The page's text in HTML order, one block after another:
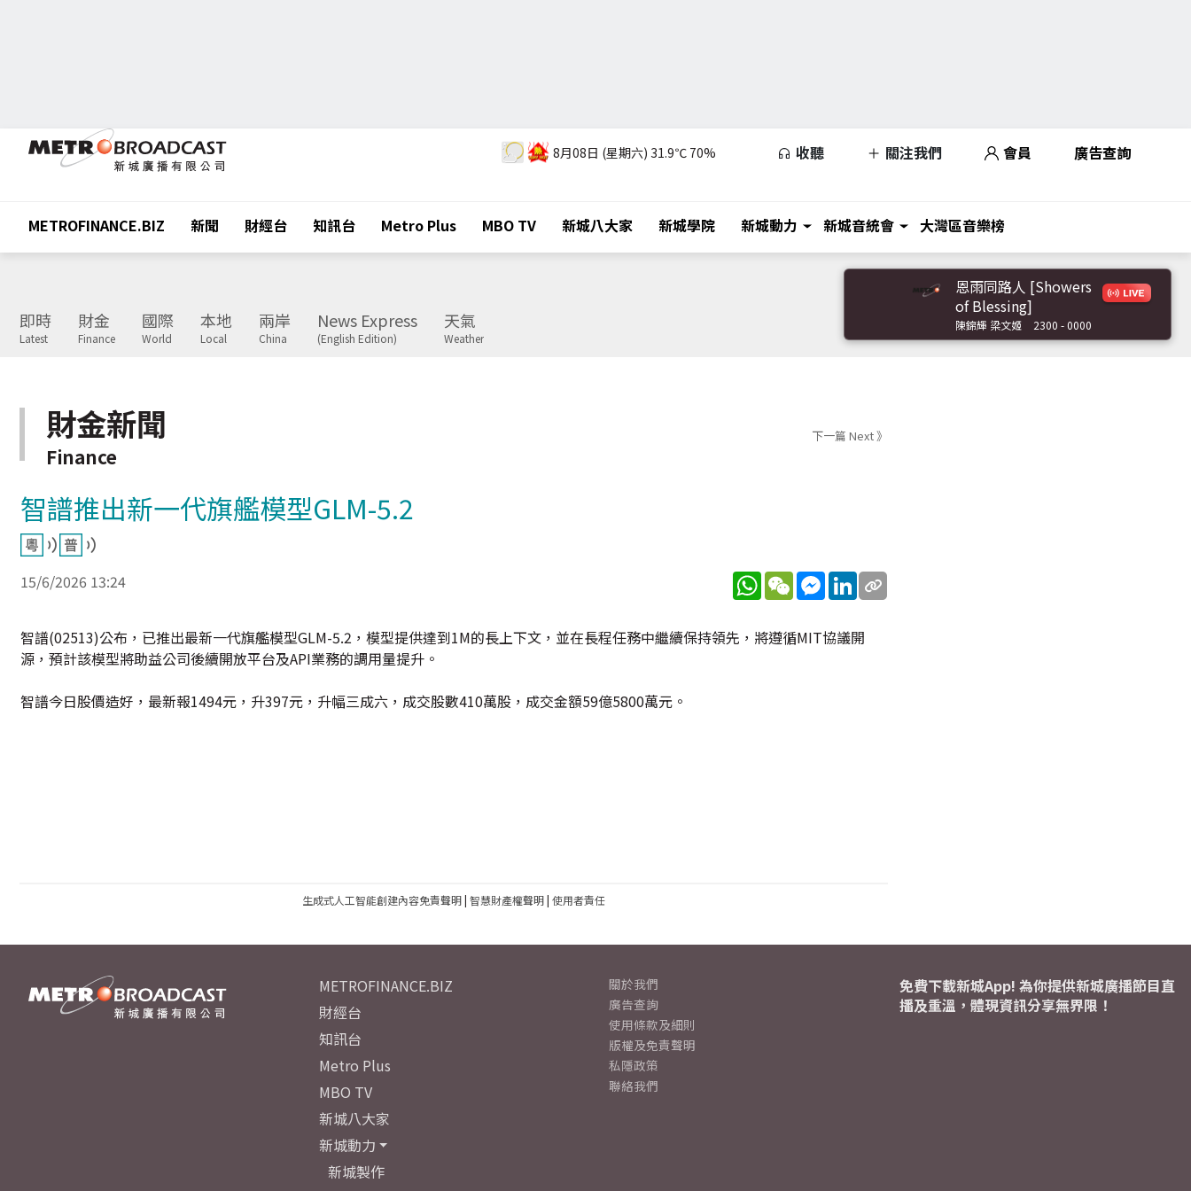
8月08日 (星期六) 31.9℃ 70% 收聽 關注我們 會員 廣告查詢
METROFINANCE.BIZ 新聞 財經台 知訊台 Metro Plus MBO TV 新城八大家 新城學院 新城動力 新城音統會 大灣區音樂榜
即時
Latest
財金
Finance
國際
World
本地
Local
兩岸
China
News Express
(English Edition)
天氣
Weather
恩雨同路人 [Showers
of Blessing]
陳錦輝 梁文姬 2300 - 0000
財金新聞
Finance
下一篇 Next 》
智譜推出新一代旗艦模型GLM-5.2
15/6/2026 13:24 WhatsApp
WeChatMessenger
LinkedIn
智譜(02513)公布，已推出最新一代旗艦模型GLM-5.2，模型提供達到1M的長上下文，並在長程任務中繼續保持領先，將遵循MIT協議開
源，預計該模型將助益公司後續開放平台及API業務的調用量提升。
智譜今日股價造好，最新報1494元，升397元，升幅三成六，成交股數410萬股，成交金額59億5800萬元。
生成式人工智能創建內容免責聲明| 智慧財產權聲明| 使用者責任
METROFINANCE.BIZ
財經台
知訊台
Metro Plus
MBO TV
新城八大家
新城動力
新城製作
關於我們
廣告查詢
使用條款及細則
版權及免責聲明
私隱政策
聯絡我們
免費下載新城App! 為你提供新城廣播節目直
播及重溫，體現資訊分享無界限！